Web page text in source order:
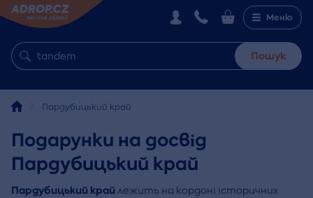
Меню
Пошук
Пардубицький край
Подарунки на досвід
Пардубицький край
Пардубицький край лежить на кордоні історичних